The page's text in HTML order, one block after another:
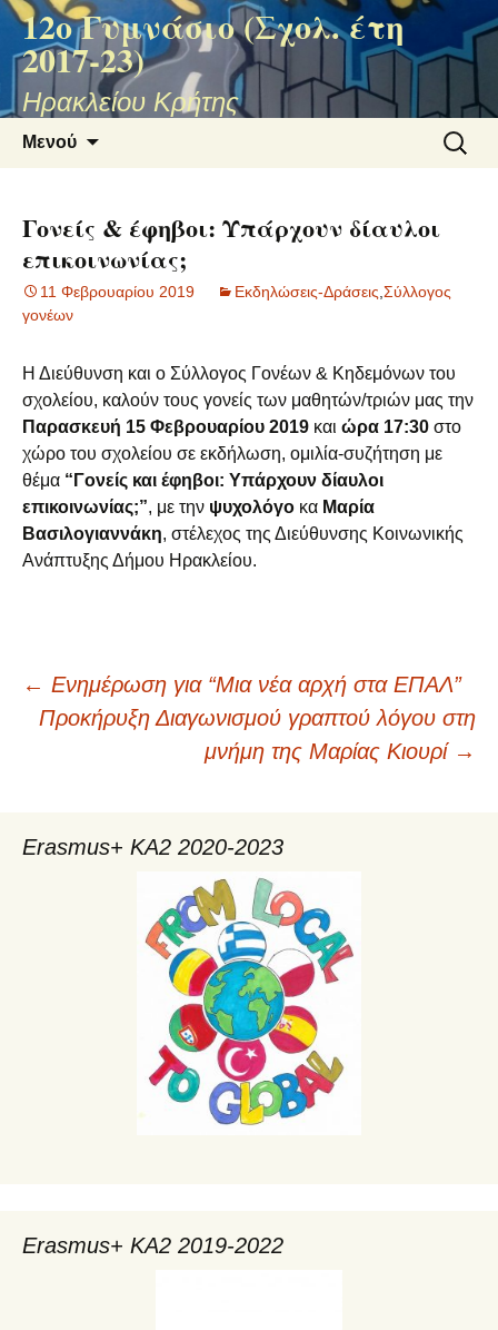
12ο Γυμνάσιο (Σχολ. έτη
2017-23)
Ηρακλείου Κρήτης
Μενού
για:
Γονείς & έφηβοι: Υπάρχουν δίαυλοι
επικοινωνίας;
11 Φεβρουαρίου 2019 Εκδηλώσεις-Δράσεις Σύλλογος
γονέων
Η Διεύθυνση και ο Σύλλογος Γονέων & Κηδεμόνων του
σχολείου, καλούν τους γονείς των μαθητών/τριών μας την
Παρασκευή 15 Φεβρουαρίου 2019 και ώρα 17:30 στο
χώρο του σχολείου σε εκδήλωση, ομιλία-συζήτηση με
θέμα “Γονείς και έφηβοι: Υπάρχουν δίαυλοι
επικοινωνίας;”, με την ψυχολόγο κα Μαρία
Βασιλογιαννάκη, στέλεχος της Διεύθυνσης Κοινωνικής
Ανάπτυξης Δήμου Ηρακλείου.
Πλοήγηση
← Ενημέρωση για “Μια νέα αρχή στα ΕΠΑΛ”
Προκήρυξη Διαγωνισμού γραπτού λόγου στη
μνήμη της Μαρίας Κιουρί →
Erasmus+ KA2 2020-2023
Erasmus+ KA2 2019-2022